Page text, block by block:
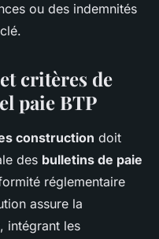
ou des indemnités
critères de
paie BTP
construction doit
des bulletins de paie
réglementaire
assure la
intégrant les